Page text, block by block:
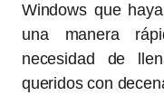
Windows que
una manera
necesidad de
queridos con